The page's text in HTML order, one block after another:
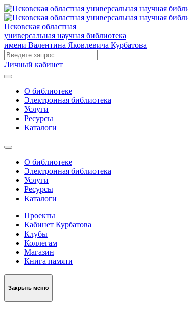
Псковская областная
универсальная научная библиотека
имени Валентина Яковлевича Курбатова
Личный кабинет
О библиотеке
Электронная библиотека
Услуги
Ресурсы
Каталоги
О библиотеке
Электронная библиотека
Услуги
Ресурсы
Каталоги
Проекты
Кабинет Курбатова
Клубы
Коллегам
Магазин
Книга памяти
Закрыть меню